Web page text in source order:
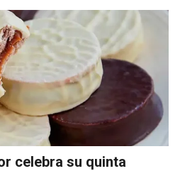
celebra su quinta